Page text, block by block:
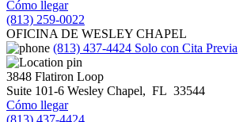
Cómo llegar
(813) 259-0022
OFICINA DE WESLEY CHAPEL
(813) 437-4424 Solo con Cita Previa
3848 Flatiron Loop
Suite 101-6 Wesley Chapel, FL 33544
Cómo llegar